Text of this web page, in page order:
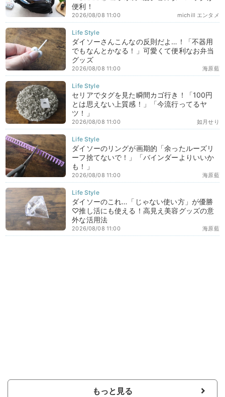
便利！
michill エンタメ
2026/08/08 11:00
ダイソーさんこんなの反則だよ…！「不器用
でもなんとかなる！」可愛くて便利なお弁当
グッズ
海原藍
2026/08/08 11:00
セリアでタグを見た瞬間カゴ行き！「100円
とは思えない上質感！」「今流行ってるヤ
ツ！」
如月せり
2026/08/08 11:00
ダイソーのリングが画期的「余ったルーズリ
ーフ捨てないで！」「バインダーよりいいか
も！」
海原藍
2026/08/08 11:00
ダイソーのこれ…「じゃない使い方」が優勝
♡推し活にも使える！高見え美容グッズの意
外な活用法
海原藍
2026/08/08 11:00
もっと見る